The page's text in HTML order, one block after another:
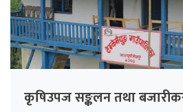
कृषिउपज सङ्कलन तथा